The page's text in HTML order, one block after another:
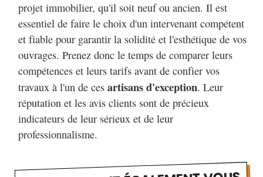
projet immobilier, qu'il soit neuf ou ancien. Il est
essentiel de faire le choix d'un intervenant compétent
et fiable pour garantir la solidité et l'esthétique de vos
ouvrages. Prenez donc le temps de comparer leurs
compétences et leurs tarifs avant de confier vos
travaux à l'un de ces artisans d'exception. Leur
réputation et les avis clients sont de précieux
indicateurs de leur sérieux et de leur
professionnalisme.